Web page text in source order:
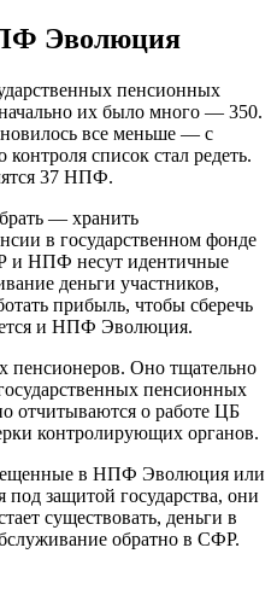
Эволюция
пенсионных
их было много — 350.
все меньше — с
список стал редеть.
37 НПФ.
— хранить
в государственном фонде
и НПФ несут идентичные
деньги участников,
прибыль, чтобы сберечь
и НПФ Эволюция.
пенсионеров. Оно тщательно
пенсионных
отчитываются о работе ЦБ
контролирующих органов.
в НПФ Эволюция или
защитой государства, они
существовать, деньги в
обратно в СФР.